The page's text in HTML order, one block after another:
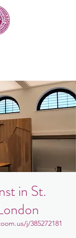
in St.
j/385272181